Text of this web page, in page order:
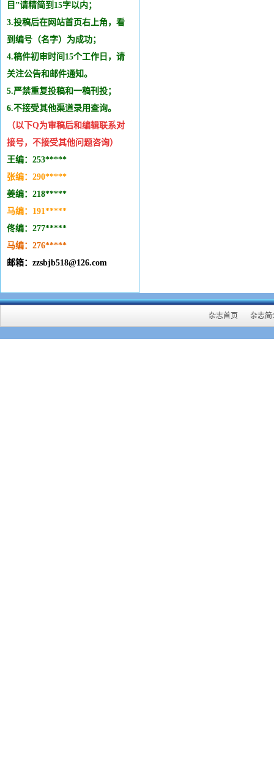
目”请精简到15字以内；
3.投稿后在网站首页右上角，看
到编号（名字）为成功；
4.稿件初审时间15个工作日，请
关注公告和邮件通知。
5.严禁重复投稿和一稿刊投；
6.不接受其他渠道录用查询。
（以下Q为审稿后和编辑联系对
接号，不接受其他问题咨询）
王编：253*****
张编：290*****
姜编：218*****
马编：191*****
佟编：277*****
马编：276*****
邮箱：zzsbjb518@126.com
杂志首页 杂志简